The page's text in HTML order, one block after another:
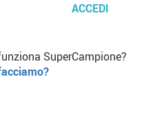
ACCEDI
SuperCampione?